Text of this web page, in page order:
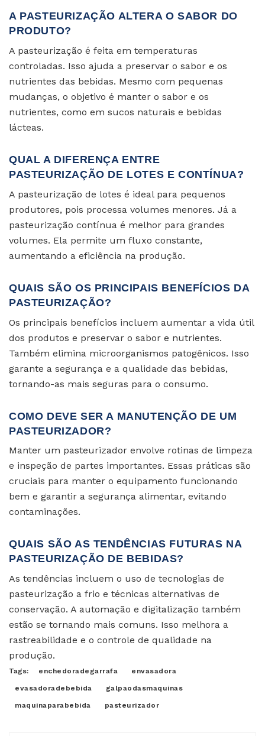
A PASTEURIZAÇÃO ALTERA O SABOR DO
PRODUTO?
A pasteurização é feita em temperaturas
controladas. Isso ajuda a preservar o sabor e os
nutrientes das bebidas. Mesmo com pequenas
mudanças, o objetivo é manter o sabor e os
nutrientes, como em sucos naturais e bebidas
lácteas.
QUAL A DIFERENÇA ENTRE
PASTEURIZAÇÃO DE LOTES E CONTÍNUA?
A pasteurização de lotes é ideal para pequenos
produtores, pois processa volumes menores. Já a
pasteurização contínua é melhor para grandes
volumes. Ela permite um fluxo constante,
aumentando a eficiência na produção.
QUAIS SÃO OS PRINCIPAIS BENEFÍCIOS DA
PASTEURIZAÇÃO?
Os principais benefícios incluem aumentar a vida útil
dos produtos e preservar o sabor e nutrientes.
Também elimina microorganismos patogênicos. Isso
garante a segurança e a qualidade das bebidas,
tornando-as mais seguras para o consumo.
COMO DEVE SER A MANUTENÇÃO DE UM
PASTEURIZADOR?
Manter um pasteurizador envolve rotinas de limpeza
e inspeção de partes importantes. Essas práticas são
cruciais para manter o equipamento funcionando
bem e garantir a segurança alimentar, evitando
contaminações.
QUAIS SÃO AS TENDÊNCIAS FUTURAS NA
PASTEURIZAÇÃO DE BEBIDAS?
As tendências incluem o uso de tecnologias de
pasteurização a frio e técnicas alternativas de
conservação. A automação e digitalização também
estão se tornando mais comuns. Isso melhora a
rastreabilidade e o controle de qualidade na
produção.
Tags: enchedoradegarrafa envasadora
evasadoradebebida galpaodasmaquinas
maquinaparabebida pasteurizador